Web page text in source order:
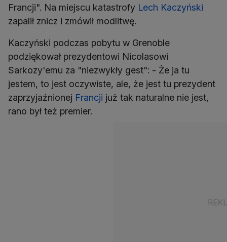
Francji". Na miejscu katastrofy Lech Kaczyński
zapalił znicz i zmówił modlitwę.
Kaczyński podczas pobytu w Grenoble
podziękował prezydentowi Nicolasowi
Sarkozy'emu za "niezwykły gest": - Że ja tu
jestem, to jest oczywiste, ale, że jest tu prezydent
zaprzyjaźnionej Francji już tak naturalne nie jest,
rano był też premier.